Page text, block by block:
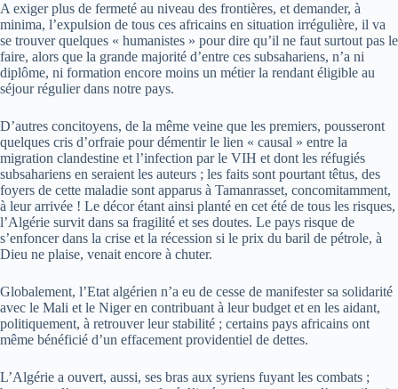
A exiger plus de fermeté au niveau des frontières, et demander, à
minima, l’expulsion de tous ces africains en situation irrégulière, il va
se trouver quelques « humanistes » pour dire qu’il ne faut surtout pas le
faire, alors que la grande majorité d’entre ces subsahariens, n’a ni
diplôme, ni formation encore moins un métier la rendant éligible au
séjour régulier dans notre pays.
D’autres concitoyens, de la même veine que les premiers, pousseront
quelques cris d’orfraie pour démentir le lien « causal » entre la
migration clandestine et l’infection par le VIH et dont les réfugiés
subsahariens en seraient les auteurs ; les faits sont pourtant têtus, des
foyers de cette maladie sont apparus à Tamanrasset, concomitamment,
à leur arrivée ! Le décor étant ainsi planté en cet été de tous les risques,
l’Algérie survit dans sa fragilité et ses doutes. Le pays risque de
s’enfoncer dans la crise et la récession si le prix du baril de pétrole, à
Dieu ne plaise, venait encore à chuter.
Globalement, l’Etat algérien n’a eu de cesse de manifester sa solidarité
avec le Mali et le Niger en contribuant à leur budget et en les aidant,
politiquement, à retrouver leur stabilité ; certains pays africains ont
même bénéficié d’un effacement providentiel de dettes.
L’Algérie a ouvert, aussi, ses bras aux syriens fuyant les combats ;